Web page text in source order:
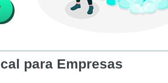
para Empresas